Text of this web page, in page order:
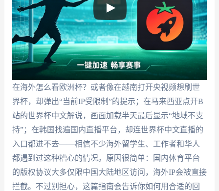
在海外怎么看欧洲杯？或者像在越南打开央视频想刷世
界杯，却弹出“当前IP受限制”的提示；在马来西亚点开B
站的世界杯中文解说，画面加载半天最后显示“地域不支
持”；在韩国找遍国内直播平台，却连世界杯中文直播的
入口都进不去——相信不少海外留学生、工作者和华人
都遇到过这种糟心的情况。原因很简单：国内体育平台
的版权协议大多仅限中国大陆地区访问，海外IP会被直接
拦截。不过别担心，这篇指南会告诉你如何用合适的回